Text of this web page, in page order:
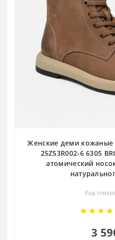
Женские деми кожаные
25Z53R002-6 6305
атомический
Код
3